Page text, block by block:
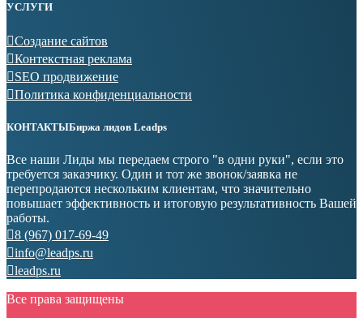
УСЛУГИ
Создание сайтов
Контекстная реклама
SEO продвижение
Политика конфиденциальности
КОНТАКТЫБиржа лидов Leadps
Все наши Лиды мы передаем строго "в одни руки", если это
требуется заказчику. Один и тот же звонок/заявка не
перепродаются нескольким клиентам, что значительно
повышает эффективность и итоговую результативность Вашей
работы.
8 (967) 017-69-49
info@leadps.ru
leadps.ru
Все права защищены